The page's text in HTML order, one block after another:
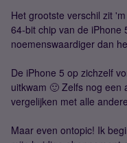
Het grootste verschil zit
64-bit chip van de iPhone
noemenswaardiger dan
De iPhone 5 op zichzelf
uitkwam 🙂 Zelfs nog een
vergelijken met alle
Maar even ontopic! Ik